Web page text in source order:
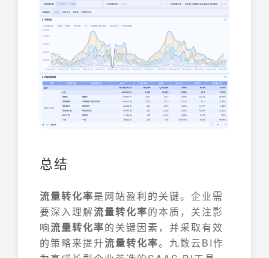
总结
流量转化率是网站盈利的关键。企业需
要深入理解流量转化率的本质，关注影
响流量转化率的关键因素，并采取有效
的策略来提升流量转化率。九数云BI作